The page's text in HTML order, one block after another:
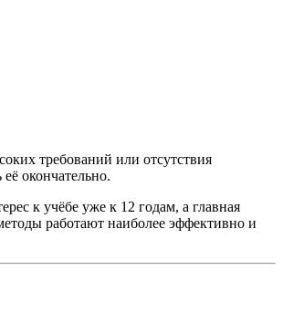
требований или отсутствия
окончательно.
к учёбе уже к 12 годам, а главная
работают наиболее эффективно и